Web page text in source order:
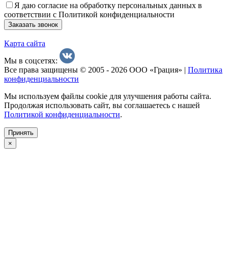
Я даю согласие на обработку персональных данных в
соответствии с Политикой конфиденциальности
Заказать звонок
Карта сайта
Мы в соцсетях:
Все права защищены © 2005 - 2026 ООО «Грация» | Политика
конфиденциальности
Мы используем файлы cookie для улучшения работы сайта.
Продолжая использовать сайт, вы соглашаетесь с нашей
Политикой конфиденциальности.
Принять
×